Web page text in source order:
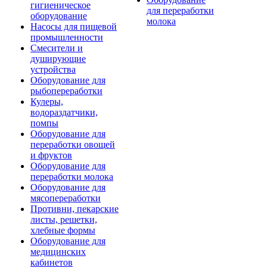
гигиеническое
оборудование
Насосы для пищевой
промышленности
Смесители и
душирующие
устройства
Оборудование для
рыбопереработки
Кулеры,
водораздатчики,
помпы
Оборудование для
переработки овощей
и фруктов
Оборудование для
переработки молока
Оборудование для
мясопереработки
Противни, пекарские
листы, решетки,
хлебные формы
Оборудование для
медицинских
кабинетов
для переработки
молока